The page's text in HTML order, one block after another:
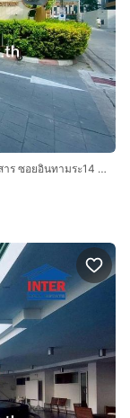
คอนโดมิเนียม 29.23 ตร.ว. เมโทรลักซ์ พหลโยธิน–สุทธิสาร ซอยอินทามระ14 ถนนวิภาวดีรังสิต ถนนพหลโยธิน ถนนสุทธิสารวินิจฉัย เขตพญาไท กรุงเทพมหานคร